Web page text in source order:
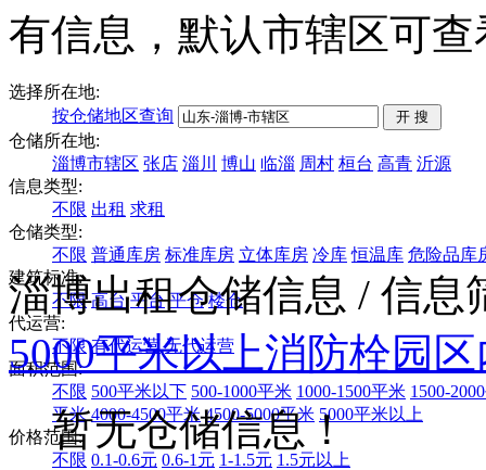
有信息，默认市辖区可
选择所在地:
按仓储地区查询
仓储所在地:
淄博市辖区 张店 淄川 博山 临淄 周村 桓台 高青 沂源
信息类型:
不限 出租 求租
仓储类型:
不限 普通库房 标准库房 立体库房 冷库 恒温库 危险品库
建筑标准:
不限 高台 平台 平仓 楼仓
代运营:
不限 有代运营 无代运营
面积范围:
不限 500平米以下 500-1000平米 1000-1500平米 1500-
平米 4000-4500平米 4500-5000平米 5000平米以上
价格范围:
不限 0.1-0.6元 0.6-1元 1-1.5元 1.5元以上
淄博出租仓储信息 / 信息
5000平米以上消防栓园
暂无仓储信息！